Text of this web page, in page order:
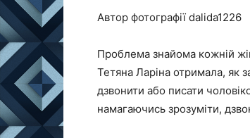
Автор фотографії dalida1226
Проблема знайома кожній
Тетяна Ларіна отримала, як
дзвонити або писати
намагаючись зрозуміти,